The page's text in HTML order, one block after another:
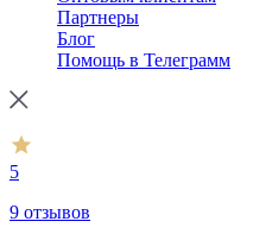
Партнеры
Блог
Помощь в Телеграмм
5
9 отзывов